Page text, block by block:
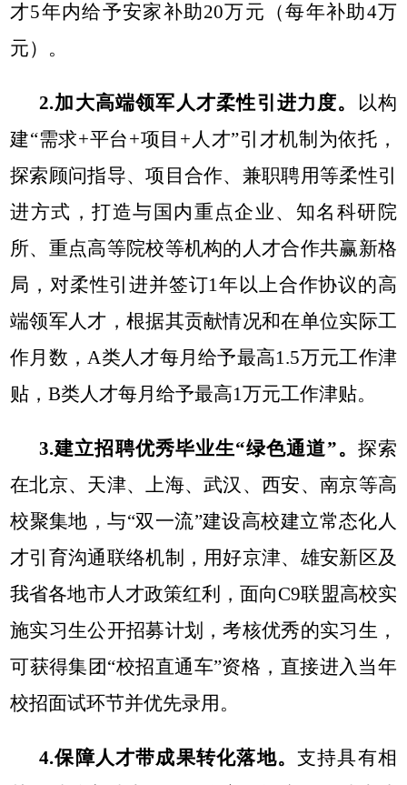
才5年内给予安家补助20万元（每年补助4万
元）。
2.加大高端领军人才柔性引进力度。
以构
建“需求+平台+项目+人才”引才机制为依托，
探索顾问指导、项目合作、兼职聘用等柔性引
进方式，打造与国内重点企业、知名科研院
所、重点高等院校等机构的人才合作共赢新格
局， 对柔性引进并签订1年以上合作协议的高
端领军人才，根据其贡献情况和在单位实际工
作月数，A类人才每月给予最高1.5万元工作津
贴，B类人才每月给予最高1万元工作津贴。
3.建立招聘优秀毕业生“绿色通道”。 探索
在北京、天津、上海、武汉、西安、南京等高
校聚集地，与“双一流”建设高校建立常态化人
才引育沟通联络机制，用好京津、雄安新区及
我省各地市人才政策红利 ，面向C9联盟高校实
施实习生公开招募计划，考核优秀的实习生，
可获得集团“校招直通车”资格，直接进入当年
校招面试环节并优先录用。
4.保障人才带成果转化落地。 支持具有相